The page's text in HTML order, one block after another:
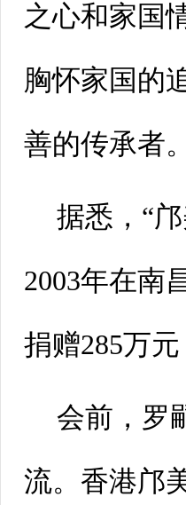
之心和家国
胸怀家国的
善的传承者。
据悉，“
2003年在南
捐赠285万
会前，罗
流。香港邝